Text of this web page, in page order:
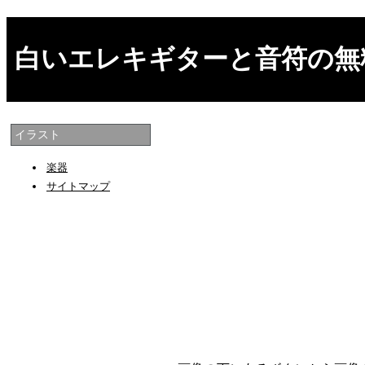
白いエレキギターと音符の
イラスト
楽器
サイトマップ